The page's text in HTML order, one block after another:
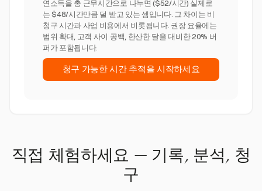
연소득을 총 근무시간으로 나누면 ($52/시간) 실제로
는 $48/시간만큼 덜 받고 있는 셈입니다. 그 차이는 비
청구 시간과 사업 비용에서 비롯됩니다. 권장 요율에는
범위 확대, 고객 사이 공백, 한산한 달을 대비한 20% 버
퍼가 포함됩니다.
청구 가능한 시간 추적을 시작하세요
직접 체험하세요 — 기록, 분석, 청
구